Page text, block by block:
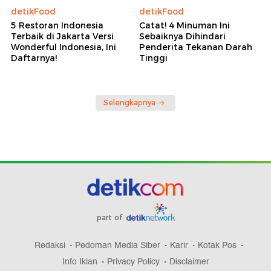
detikFood
5 Restoran Indonesia
Terbaik di Jakarta Versi
Wonderful Indonesia, Ini
Daftarnya!
detikFood
Catat! 4 Minuman Ini
Sebaiknya Dihindari
Penderita Tekanan Darah
Tinggi
Selengkapnya
part of
Redaksi Pedoman Media Siber Karir
Kotak Pos
Info Iklan
Privacy Policy Disclaimer